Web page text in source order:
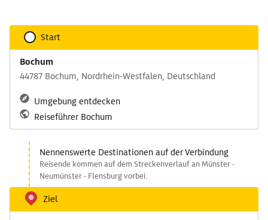
Start
Bochum
44787 Bochum, Nordrhein-Westfalen, Deutschland
Umgebung entdecken
Reiseführer Bochum
Nennenswerte Destinationen auf der Verbindung
Reisende kommen auf dem Streckenverlauf an Münster -
Neumünster - Flensburg vorbei.
Ziel